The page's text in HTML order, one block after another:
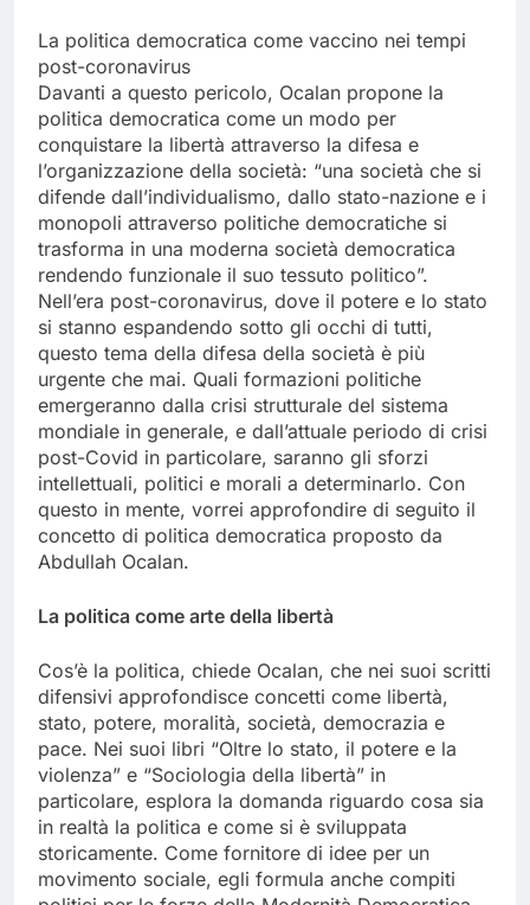
La politica democratica come vaccino nei tempi
post-coronavirus
Davanti a questo pericolo, Ocalan propone la
politica democratica come un modo per
conquistare la libertà attraverso la difesa e
l’organizzazione della società: “una società che si
difende dall’individualismo, dallo stato-nazione e i
monopoli attraverso politiche democratiche si
trasforma in una moderna società democratica
rendendo funzionale il suo tessuto politico”.
Nell’era post-coronavirus, dove il potere e lo stato
si stanno espandendo sotto gli occhi di tutti,
questo tema della difesa della società è più
urgente che mai. Quali formazioni politiche
emergeranno dalla crisi strutturale del sistema
mondiale in generale, e dall’attuale periodo di crisi
post-Covid in particolare, saranno gli sforzi
intellettuali, politici e morali a determinarlo. Con
questo in mente, vorrei approfondire di seguito il
concetto di politica democratica proposto da
Abdullah Ocalan.
La politica come arte della libertà
Cos’è la politica, chiede Ocalan, che nei suoi scritti
difensivi approfondisce concetti come libertà,
stato, potere, moralità, società, democrazia e
pace. Nei suoi libri “Oltre lo stato, il potere e la
violenza” e “Sociologia della libertà” in
particolare, esplora la domanda riguardo cosa sia
in realtà la politica e come si è sviluppata
storicamente. Come fornitore di idee per un
movimento sociale, egli formula anche compiti